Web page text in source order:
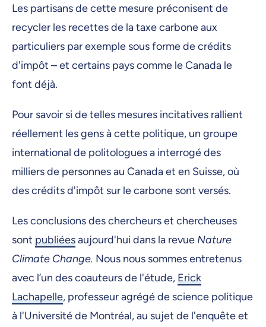
Les partisans de cette mesure préconisent de
recycler les recettes de la taxe carbone aux
particuliers par exemple sous forme de crédits
d'impôt – et certains pays comme le Canada le
font déjà.
Pour savoir si de telles mesures incitatives rallient
réellement les gens à cette politique, un groupe
international de politologues a interrogé des
milliers de personnes au Canada et en Suisse, où
des crédits d'impôt sur le carbone sont versés.
Les conclusions des chercheurs et chercheuses
sont publiéesaujourd'hui dans la revue Nature
Climate Change. Nous nous sommes entretenus
avec l’un des coauteurs de l'étude, Erick
Lachapelle, professeur agrégé de science politique
à l'Université de Montréal, au sujet de l'enquête et